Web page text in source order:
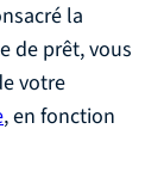
la
de prêt, vous
votre
, en fonction